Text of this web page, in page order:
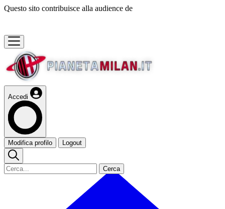
Questo sito contribuisce alla audience de
Accedi
Modifica profilo Logout
Cerca